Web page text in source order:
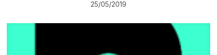
25/05/2019